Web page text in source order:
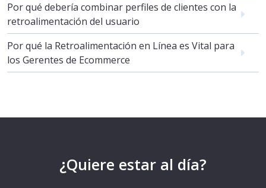
Por qué debería combinar perfiles de clientes con la
retroalimentación del usuario
Por qué la Retroalimentación en Línea es Vital para
los Gerentes de Ecommerce
¿Quiere estar al día?